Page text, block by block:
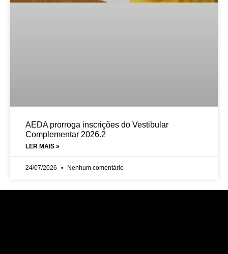
AEDA prorroga inscrições do Vestibular
Complementar 2026.2
LER MAIS »
24/07/2026 Nenhum comentário